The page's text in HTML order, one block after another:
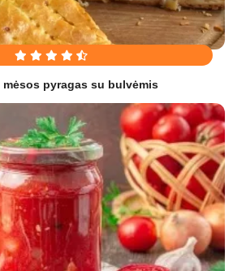
mėsos pyragas su bulvėmis